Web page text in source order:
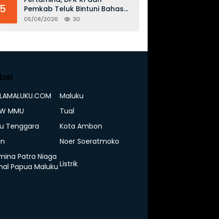
5
Pemkab Teluk Bintuni Bahas
Penguatan Distribusi BBM dan
05/08/2026 30
Maluku
MMU
Tual
Tenggara
Kota Ambon
Noer Soeratmoko
Patra Niaga
Papua Maluku Listrik